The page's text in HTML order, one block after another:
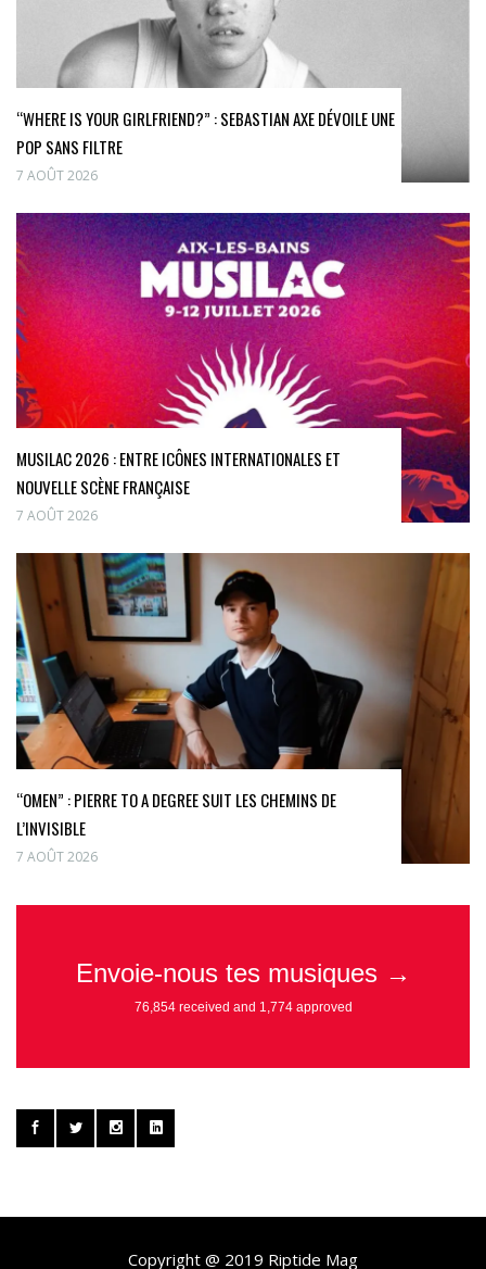
“WHERE IS YOUR GIRLFRIEND?” : SEBASTIAN AXE DÉVOILE UNE
POP SANS FILTRE
7 AOÛT 2026
MUSILAC 2026 : ENTRE ICÔNES INTERNATIONALES ET
NOUVELLE SCÈNE FRANÇAISE
7 AOÛT 2026
“OMEN” : PIERRE TO A DEGREE SUIT LES CHEMINS DE
L’INVISIBLE
7 AOÛT 2026
Copyright @ 2019 Riptide Mag